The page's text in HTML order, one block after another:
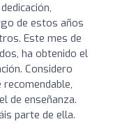
de estos años
Este mes de
ha obtenido el
Considero
de enseñanza.
parte de ella.